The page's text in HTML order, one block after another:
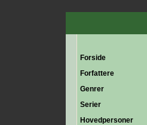
Forside
Forfattere
Genrer
Serier
Hovedpersoner